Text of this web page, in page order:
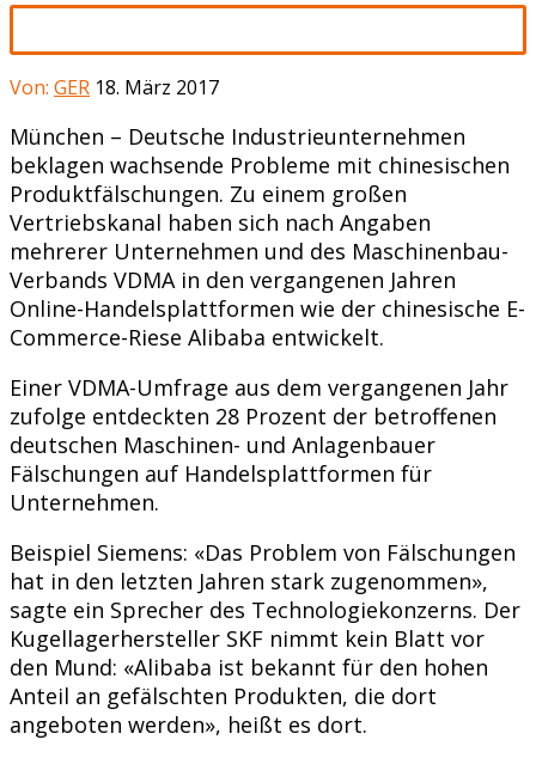
Von: GER 18. März 2017
München – Deutsche Industrieunternehmen
beklagen wachsende Probleme mit chinesischen
Produktfälschungen. Zu einem großen
Vertriebskanal haben sich nach Angaben
mehrerer Unternehmen und des Maschinenbau-
Verbands VDMA in den vergangenen Jahren
Online-Handelsplattformen wie der chinesische E-
Commerce-Riese Alibaba entwickelt.
Einer VDMA-Umfrage aus dem vergangenen Jahr
zufolge entdeckten 28 Prozent der betroffenen
deutschen Maschinen- und Anlagenbauer
Fälschungen auf Handelsplattformen für
Unternehmen.
Beispiel Siemens: «Das Problem von Fälschungen
hat in den letzten Jahren stark zugenommen»,
sagte ein Sprecher des Technologiekonzerns. Der
Kugellagerhersteller SKF nimmt kein Blatt vor
den Mund: «Alibaba ist bekannt für den hohen
Anteil an gefälschten Produkten, die dort
angeboten werden», heißt es dort.